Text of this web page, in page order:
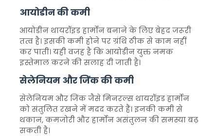
आयोडीन की कमी
आयोडीन थायरॉइड हार्मोन बनाने के लिए बेहद जरूरी
तत्व है। इसकी कमी होने पर ग्रंथि ठीक से काम नहीं
कर पाती। यही वजह है कि आयोडीन युक्त नमक
इस्तेमाल करने की सलाह दी जाती है।
सेलेनियम और जिंक की कमी
सेलेनियम और जिंक जैसे मिनरल्स थायरॉइड हार्मोन
को संतुलित रखने में मदद करते हैं। इनकी कमी से
थकान, कमजोरी और हार्मोन असंतुलन की समस्या बढ़
सकती है।